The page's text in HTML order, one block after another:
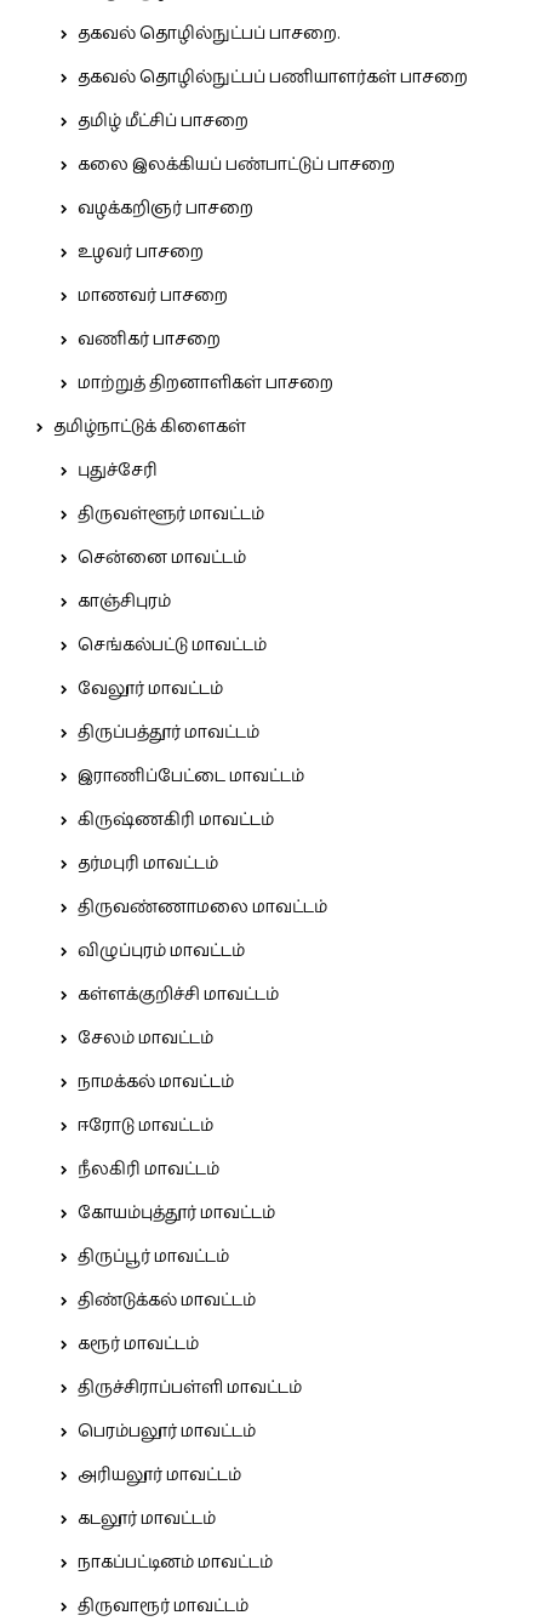
தகவல் தொழில்நுட்பப் பாசறை.
தகவல் தொழில்நுட்பப் பணியாளர்கள் பாசறை
தமிழ் மீட்சிப் பாசறை
கலை இலக்கியப் பண்பாட்டுப் பாசறை
வழக்கறிஞர் பாசறை
உழவர் பாசறை
மாணவர் பாசறை
வணிகர் பாசறை
மாற்றுத் திறனாளிகள் பாசறை
தமிழ்நாட்டுக் கிளைகள்
புதுச்சேரி
திருவள்ளூர் மாவட்டம்
சென்னை மாவட்டம்
காஞ்சிபுரம்
செங்கல்பட்டு மாவட்டம்
வேலூர் மாவட்டம்
திருப்பத்தூர் மாவட்டம்
இராணிப்பேட்டை மாவட்டம்
கிருஷ்ணகிரி மாவட்டம்
தர்மபுரி மாவட்டம்
திருவண்ணாமலை மாவட்டம்
விழுப்புரம் மாவட்டம்
கள்ளக்குறிச்சி மாவட்டம்
சேலம் மாவட்டம்
நாமக்கல் மாவட்டம்
ஈரோடு மாவட்டம்
நீலகிரி மாவட்டம்
கோயம்புத்தூர் மாவட்டம்
திருப்பூர் மாவட்டம்
திண்டுக்கல் மாவட்டம்
கரூர் மாவட்டம்
திருச்சிராப்பள்ளி மாவட்டம்
பெரம்பலூர் மாவட்டம்
அரியலூர் மாவட்டம்
கடலூர் மாவட்டம்
நாகப்பட்டினம் மாவட்டம்
திருவாரூர் மாவட்டம்